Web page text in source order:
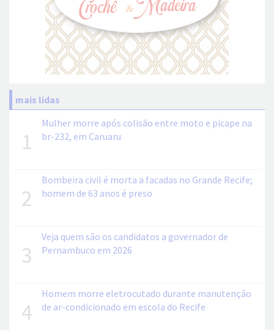
mais lidas
1
Mulher morre após colisão entre moto e picape na
br-232, em Caruaru
2
Bombeira civil é morta a facadas no Grande Recife;
homem de 63 anos é preso
3
Veja quem são os candidatos a governador de
Pernambuco em 2026
4
Homem morre eletrocutado durante manutenção
de ar-condicionado em escola do Recife